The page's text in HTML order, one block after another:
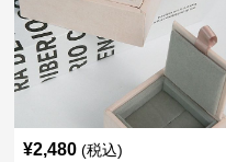
¥2,480 (税込)